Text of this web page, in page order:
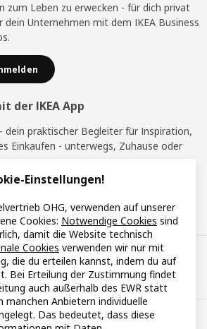
zum Leben zu erwecken - für dich privat
dein Unternehmen mit dem IKEA Business
der IKEA App
dein praktischer Begleiter für Inspiration,
Einkaufen - unterwegs, Zuhause oder
Einstellungen!
OHG, verwenden auf unserer
Cookies: Notwendige Cookies sind
damit die Website technisch
Cookies verwenden wir nur mit
die du erteilen kannst, indem du auf
Bei Erteilung der Zustimmung findet
auch außerhalb des EWR statt
manchen Anbietern individuelle
Das bedeutet, dass diese